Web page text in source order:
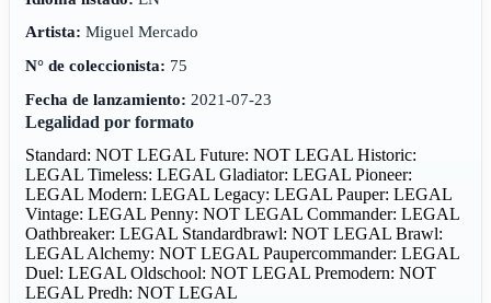
Artista: Miguel Mercado
N° de coleccionista: 75
Fecha de lanzamiento: 2021-07-23
Legalidad por formato
Standard: NOT LEGALFuture: NOT LEGALHistoric:
LEGALTimeless: LEGALGladiator: LEGALPioneer:
LEGALModern: LEGALLegacy: LEGALPauper: LEGAL
Vintage: LEGALPenny: NOT LEGALCommander: LEGAL
Oathbreaker: LEGAL Standardbrawl: NOT LEGALBrawl:
LEGAL Alchemy: NOT LEGALPaupercommander: LEGAL
Duel: LEGALOldschool: NOT LEGALPremodern: NOT
LEGALPredh: NOT LEGAL